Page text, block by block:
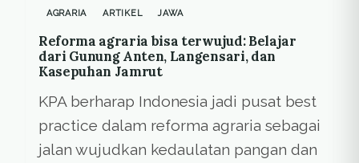
AGRARIA ARTIKEL JAWA
Reforma agraria bisa terwujud: Belajar
dari Gunung Anten, Langensari, dan
Kasepuhan Jamrut
KPA berharap Indonesia jadi pusat best
practice dalam reforma agraria sebagai
jalan wujudkan kedaulatan pangan dan